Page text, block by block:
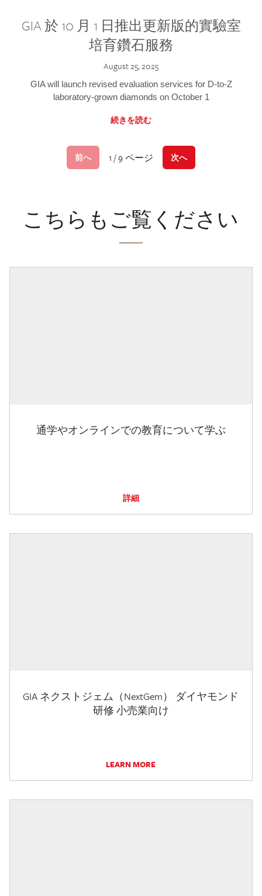
GIA 於 10 月 1 日推出更新版的實驗室
培育鑽石服務
August 25, 2025
GIA will launch revised evaluation services for D-to-Z
laboratory-grown diamonds on October 1
続きを読む
前へ 1 / 9 ページ 次へ
こちらもご覧ください
通学やオンラインでの教育について学ぶ
詳細
GIA ネクストジェム（NextGem） ダイヤモンド
研修 小売業向け
LEARN MORE